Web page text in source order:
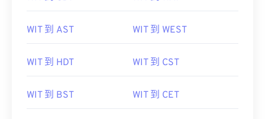
WIT 到 AST WIT 到 WEST
WIT 到 HDT WIT 到 CST
WIT 到 BST WIT 到 CET